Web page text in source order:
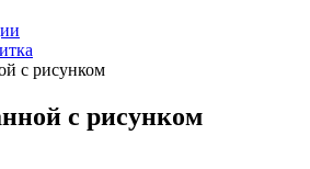
с рисунком
с рисунком